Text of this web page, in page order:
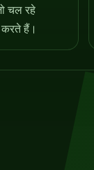
चल रहे
हैं।